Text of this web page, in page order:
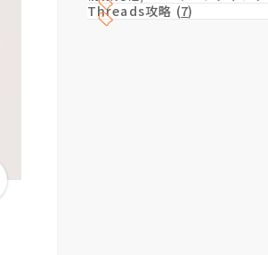
Threads攻略 (7)